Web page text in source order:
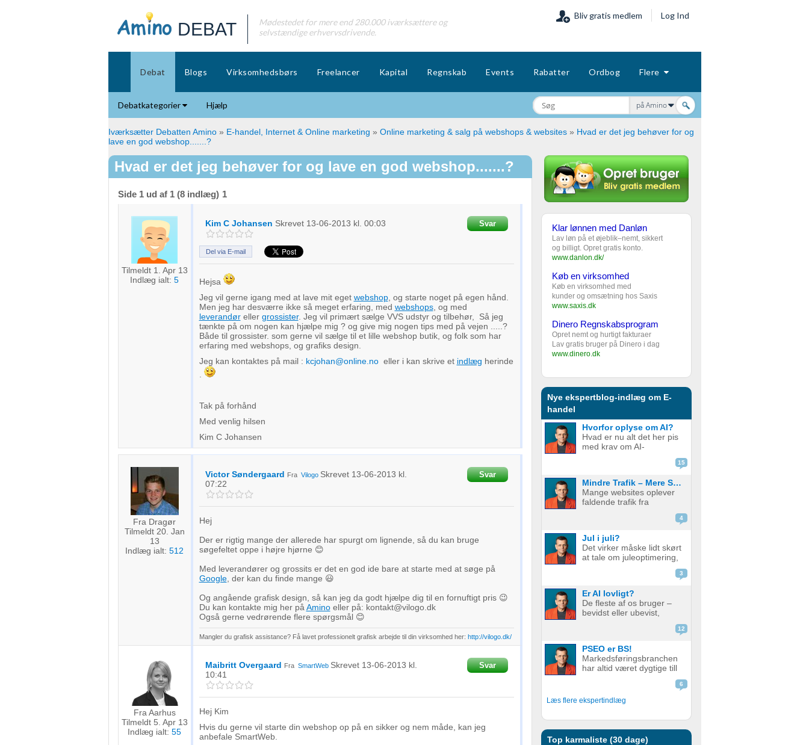
DEBAT
Mødestedet for mere end 280.000 iværksættere og
selvstændige erhvervsdrivende.
Bliv gratis medlem Log Ind
Debat Blogs Virksomhedsbørs Freelancer Kapital Regnskab Events Rabatter Ordbog Flere
Debatkategorier Hjælp på Amino
Iværksætter Debatten Amino » E-handel, Internet & Online marketing » Online marketing & salg på webshops & websites » Hvad er det jeg behøver for og
lave en god webshop.......?
Hvad er det jeg behøver for og lave en god webshop.......?
Side 1 ud af 1 (8 indlæg) 1
Tilmeldt 1. Apr 13
Indlæg ialt: 5
Kim C Johansen Skrevet 13-06-2013 kl. 00:03 Svar
Del via E-mail
Hejsa
Jeg vil gerne igang med at lave mit eget webshop, og starte noget på egen hånd.
Men jeg har desværre ikke så meget erfaring, med webshops, og med
leverandøreller grossister. Jeg vil primært sælge VVS udstyr og tilbehør, Så jeg
tænkte på om nogen kan hjælpe mig ? og give mig nogen tips med på vejen .....?
Både til grossister. som gerne vil sælge til et lille webshop butik, og folk som har
erfaring med webshops, og grafiks design.
Jeg kan kontaktes på mail : kcjohan@online.noeller i kan skrive et indlæg herinde
Tak på forhånd
Med venlig hilsen
Kim C Johansen
Fra Dragør
Tilmeldt 20. Jan
13
Indlæg ialt: 512
Victor Søndergaard Fra Vilogo Skrevet 13-06-2013 kl.
07:22
Svar
Hej
Der er rigtig mange der allerede har spurgt om lignende, så du kan bruge
søgefeltet oppe i højre hjørne 😊
Med leverandører og grossits er det en god ide bare at starte med at søge på
Google, der kan du finde mange 😃
Og angående grafisk design, så kan jeg da godt hjælpe dig til en fornuftigt pris 😉
Du kan kontakte mig her på Aminoeller på: kontakt@vilogo.dk
Også gerne vedrørende flere spørgsmål 😊
Mangler du grafisk assistance? Få lavet professionelt grafisk arbejde til din virksomhed her: http://vilogo.dk/
Fra Aarhus
Tilmeldt 5. Apr 13
Indlæg ialt: 55
Maibritt Overgaard Fra SmartWeb Skrevet 13-06-2013 kl.
10:41
Svar
Hej Kim
Hvis du gerne vil starte din webshop op på en sikker og nem måde, kan jeg
anbefale SmartWeb.
Klar lønnen med Danløn
Lav løn på et øjeblik–nemt, sikkert
og billigt. Opret gratis konto.
www.danlon.dk/
Køb en virksomhed
Køb en virksomhed med
kunder og omsætning hos Saxis
www.saxis.dk
Dinero Regnskabsprogram
Opret nemt og hurtigt fakturaer
Lav gratis bruger på Dinero i dag
www.dinero.dk
Nye ekspertblog-indlæg om E-
handel
Hvorfor oplyse om AI?
Hvad er nu alt det her pis
med krav om AI-
have det. Spotify vil have
hopper også med på
vognen. Men… hvorfor
egentlig? OK, boomer –
15
Mindre Trafik – Mere Salg
Mange websites oplever
faldende trafik fra
Google. Nogle mistænker
de bare ikke ranker så
godt som før. Men er det
nu så slemt? Måske er det
4
Jul i juli?
Det virker måske lidt skørt
at tale om juleoptimering,
faktisk god grund til det.
Alt for mange glemmer at
forberede deres website
3
Er AI lovligt?
De fleste af os bruger –
bevidst eller ubevist,
eller delvist bygger på AI.
stille spørgsmål ved, om
det er lovligt. AI er en
meget bred betegnelse
12
PSEO er BS!
Markedsføringsbranchen
har altid været dygtige till
at pakke gammel fisk ind i
Nogle gange lidt for
dygtige. Giv en støvet,
meget kr...
6
Læs flere ekspertindlæg
Top karmaliste (30 dage)